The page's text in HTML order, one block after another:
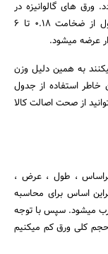
های گالوانیزه در
ابعاد مختلفی تولید میشوند. برای مثال این محصول از ضخامت 0.18 تا 6
به همین دلیل وزن
استفاده از جدول
از صحت اصالت کالا
براساس ، طول ، عرض ،
اساس برای محاسبه
میشود. سپس با توجه
حجم کلی ورق کم میکنیم